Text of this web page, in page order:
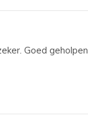
Goed geholpen